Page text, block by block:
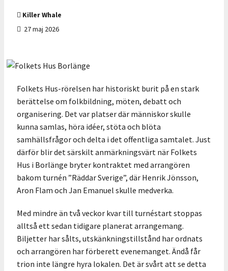
Killer Whale
27 maj 2026
Folkets Hus-rörelsen har historiskt burit på en stark
berättelse om folkbildning, möten, debatt och
organisering. Det var platser där människor skulle
kunna samlas, höra idéer, stöta och blöta
samhällsfrågor och delta i det offentliga samtalet. Just
därför blir det särskilt anmärkningsvärt när Folkets
Hus i Borlänge bryter kontraktet med arrangören
bakom turnén ”Räddar Sverige”, där Henrik Jönsson,
Aron Flam och Jan Emanuel skulle medverka.
Med mindre än två veckor kvar till turnéstart stoppas
alltså ett sedan tidigare planerat arrangemang.
Biljetter har sålts, utskänkningstillstånd har ordnats
och arrangören har förberett evenemanget. Ändå får
trion inte längre hyra lokalen. Det är svårt att se detta